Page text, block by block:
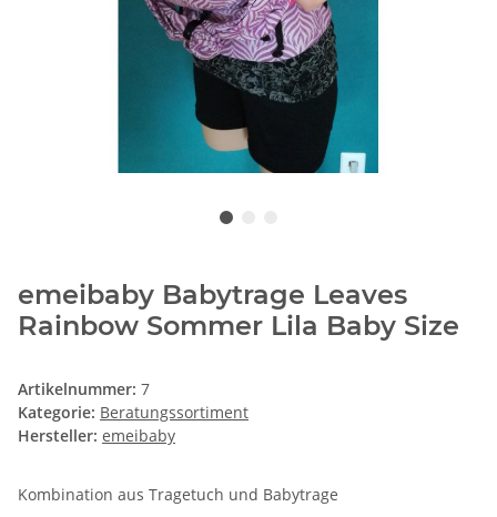
emeibaby Babytrage Leaves
Rainbow Sommer Lila Baby Size
Artikelnummer: 7
Kategorie: Beratungssortiment
Hersteller: emeibaby
Kombination aus Tragetuch und Babytrage